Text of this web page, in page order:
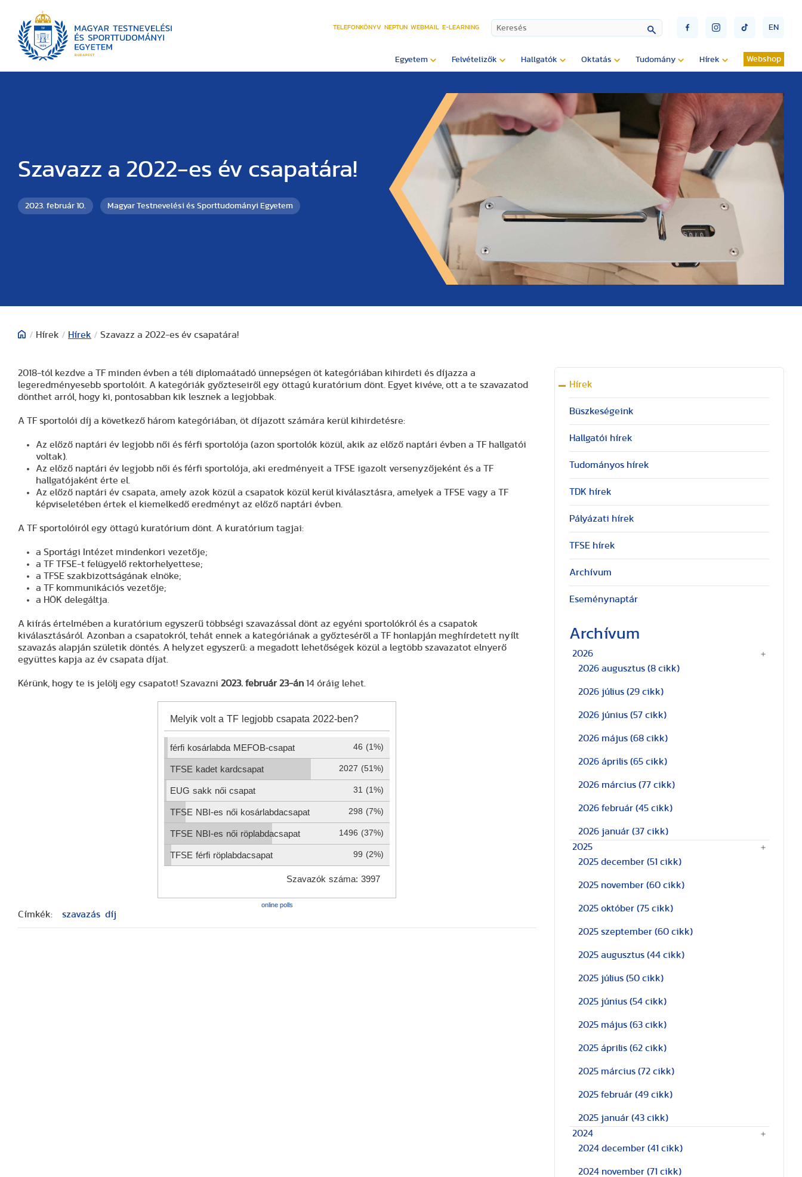
TELEFONKÖNYV NEPTUN WEBMAIL E-LEARNING EN
Egyetem Felvételizők Hallgatók Oktatás Tudomány Hírek Webshop
Szavazz a 2022-es év csapatára!
2023. február 10. Magyar Testnevelési és Sporttudományi Egyetem
/ Hírek / Hírek / Szavazz a 2022-es év csapatára!
2018-tól kezdve a TF minden évben a téli diplomaátadó ünnepségen öt kategóriában kihirdeti és díjazza a
legeredményesebb sportolóit. A kategóriák győzteseiről egy öttagú kuratórium dönt. Egyet kivéve, ott a te szavazatod
dönthet arról, hogy ki, pontosabban kik lesznek a legjobbak.
A TF sportolói díj a következő három kategóriában, öt díjazott számára kerül kihirdetésre:
Az előző naptári év legjobb női és férfi sportolója (azon sportolók közül, akik az előző naptári évben a TF hallgatói
voltak).
Az előző naptári év legjobb női és férfi sportolója, aki eredményeit a TFSE igazolt versenyzőjeként és a TF
hallgatójaként érte el.
Az előző naptári év csapata, amely azok közül a csapatok közül kerül kiválasztásra, amelyek a TFSE vagy a TF
képviseletében értek el kiemelkedő eredményt az előző naptári évben.
A TF sportolóiról egy öttagú kuratórium dönt. A kuratórium tagjai:
a Sportági Intézet mindenkori vezetője;
a TF TFSE-t felügyelő rektorhelyettese;
a TFSE szakbizottságának elnöke;
a TF kommunikációs vezetője;
a HÖK delegáltja.
A kiírás értelmében a kuratórium egyszerű többségi szavazással dönt az egyéni sportolókról és a csapatok
kiválasztásáról. Azonban a csapatokról, tehát ennek a kategóriának a győzteséről a TF honlapján meghírdetett nyílt
szavazás alapján születik döntés. A helyzet egyszerű: a megadott lehetőségek közül a legtöbb szavazatot elnyerő
együttes kapja az év csapata díjat.
Kérünk, hogy te is jelölj egy csapatot! Szavazni 2023. február 23-án 14 óráig lehet.
online polls
Címkék: szavazás díj
Hírek
Büszkeségeink
Hallgatói hírek
Tudományos hírek
TDK hírek
Pályázati hírek
TFSE hírek
Archívum
Eseménynaptár
Archívum
2026
2026 augusztus (8 cikk)
2026 július (29 cikk)
2026 június (57 cikk)
2026 május (68 cikk)
2026 április (65 cikk)
2026 március (77 cikk)
2026 február (45 cikk)
2026 január (37 cikk)
2025
2025 december (51 cikk)
2025 november (60 cikk)
2025 október (75 cikk)
2025 szeptember (60 cikk)
2025 augusztus (44 cikk)
2025 július (50 cikk)
2025 június (54 cikk)
2025 május (63 cikk)
2025 április (62 cikk)
2025 március (72 cikk)
2025 február (49 cikk)
2025 január (43 cikk)
2024
2024 december (41 cikk)
2024 november (71 cikk)